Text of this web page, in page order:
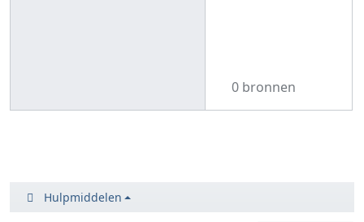
0 bronnen
Hulpmiddelen